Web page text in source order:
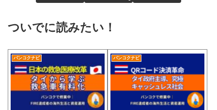
ついでに読みたい！
バンコクナビ バンコクナビ